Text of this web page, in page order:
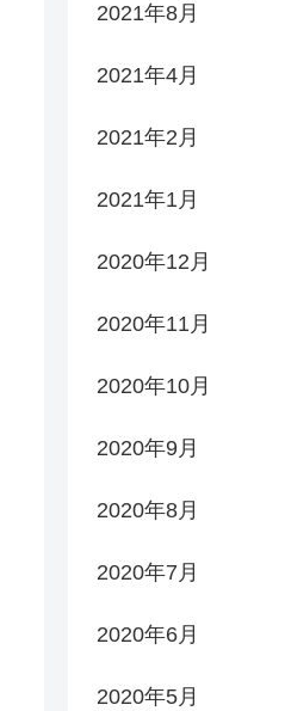
2021年8月
2021年4月
2021年2月
2021年1月
2020年12月
2020年11月
2020年10月
2020年9月
2020年8月
2020年7月
2020年6月
2020年5月